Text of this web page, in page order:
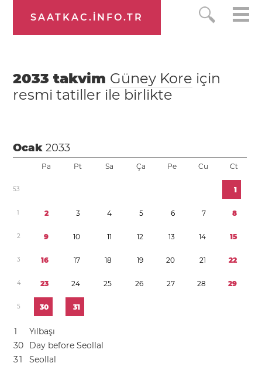
SAATKAC.INFO.TR
2033 takvim Güney Kore için
resmi tatiller ile birlikte
Ocak2033
Pa Pt Sa Ça Pe Cu Ct
53 1
1 2 3 4 5 6 7 8
2 9 10 11 12 13 14 15
3 16 17 18 19 20 21 22
4 23 24 25 26 27 28 29
5 30 31
1
Yılbaşı
30
Day before Seollal
31 Seollal